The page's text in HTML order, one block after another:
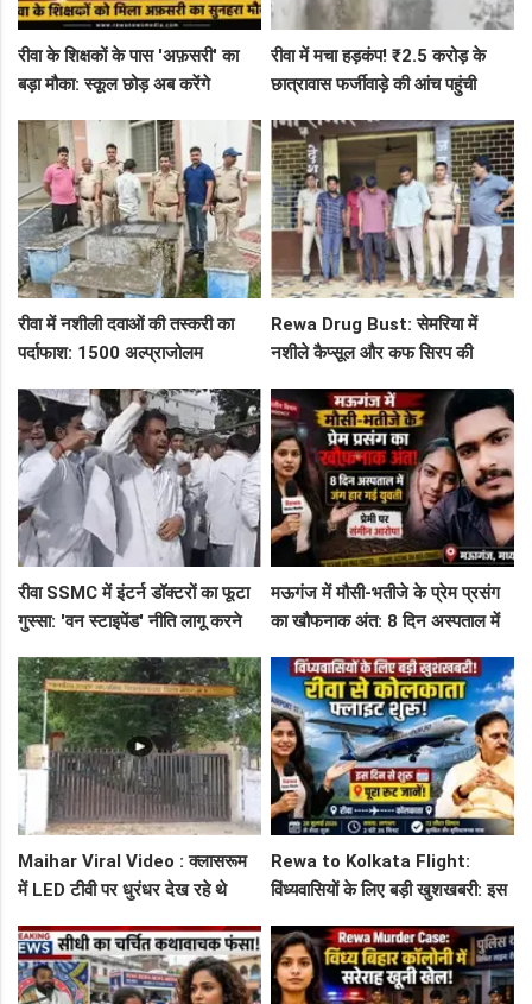
रीवा के शिक्षकों के पास 'अफ़सरी' का
बड़ा मौका: स्कूल छोड़ अब करेंगे
पर निकली भर्ती!
रीवा में मचा हड़कंप! ₹2.5 करोड़ के
छात्रावास फर्जीवाड़े की आंच पहुंची
एक्शन लेटर
रीवा में नशीली दवाओं की तस्करी का
पर्दाफाश: 1500 अल्प्राजोलम
सप्लाई चेन
Rewa Drug Bust: सेमरिया में
नशीले कैप्सूल और कफ सिरप की
के पीछे
रीवा SSMC में इंटर्न डॉक्टरों का फूटा
गुस्सा: 'वन स्टाइपेंड' नीति लागू करने
छात्र
मऊगंज में मौसी-भतीजे के प्रेम प्रसंग
का खौफनाक अंत: 8 दिन अस्पताल में
आरोप!
Maihar Viral Video : क्लासरूम
में LED टीवी पर धुरंधर देख रहे थे
शिकायत
Rewa to Kolkata Flight:
विंध्यवासियों के लिए बड़ी खुशखबरी: इस
फ्लाइट, जानें पूरा रूट!